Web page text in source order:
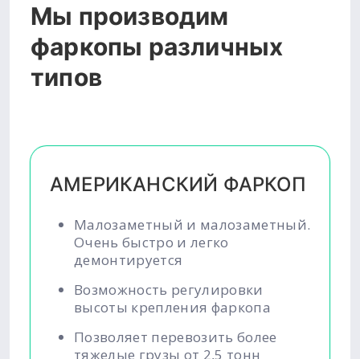
Мы производим
фаркопы различных
типов
АМЕРИКАНСКИЙ ФАРКОП
Малозаметный и малозаметный.
Очень быстро и легко
демонтируется
Возможность регулировки
высоты крепления фаркопа
Позволяет перевозить более
тяжелые грузы от 2,5 тонн